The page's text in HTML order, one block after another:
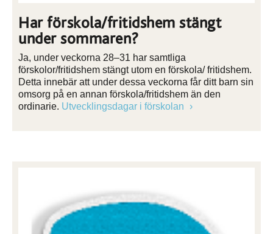
Har förskola/fritidshem stängt
under sommaren?
Ja, under veckorna 28–31 har samtliga
förskolor/fritidshem stängt utom en förskola/ fritidshem.
Detta innebär att under dessa veckorna får ditt barn sin
omsorg på en annan förskola/fritidshem än den
ordinarie. Utvecklingsdagar i förskolan